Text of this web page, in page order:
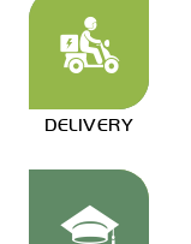
DELIVERY